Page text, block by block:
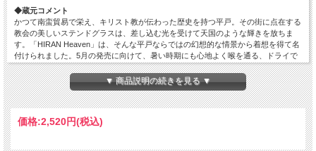
◆蔵元コメント
かつて南蛮貿易で栄え、キリスト教が伝わった歴史を持つ平戸。その街に点在する
教会の美しいステンドグラスは、差し込む光を受けて天国のような輝きを放ちま
す。「HIRAN Heaven」は、そんな平戸ならではの幻想的な情景から着想を得て名
付けられました。5月の発売に向けて、暑い時期にも心地よく喉を通る、ドライで
爽快な味わいを目指しました。グラスに注げば、きめ細やかな泡が立ち上り、まる
でステンドグラスの光のようにきらめきます。ドライな口当たりと強めの炭酸がも
たらす、天にも昇るような開放感をお楽しみください。
よりご好評いただいている「大人のアクエリアス」のような圧倒的な飲みやすさは
▼ 商品説明の続きを見る ▼
価格:2,520円(税込)